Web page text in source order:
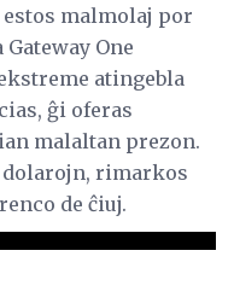
malmolaj por
One
atingebla
ĝi oferas
malaltan prezon.
rimarkos
de ĉiuj.